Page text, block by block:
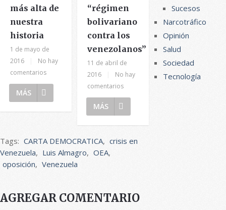
más alta de
nuestra
historia
1 de mayo de
2016
No hay
comentarios
MÁS
“régimen
bolivariano
contra los
venezolanos”
11 de abril de
2016
No hay
comentarios
MÁS
Tags: CARTA DEMOCRATICA, crisis en
Venezuela, Luis Almagro, OEA,
oposición, Venezuela
AGREGAR COMENTARIO
Sucesos
Narcotráfico
Opinión
Salud
Sociedad
Tecnología